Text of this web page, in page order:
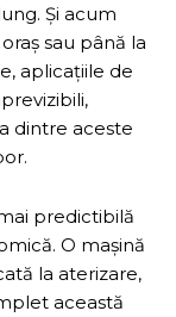
Și acum
sau până la
aplicațiile de
dintre aceste
predictibilă
O mașină
la aterizare,
această